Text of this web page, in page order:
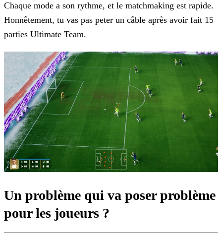
Chaque mode a son rythme, et le matchmaking est rapide.
Honnêtement, tu vas pas peter un câble après avoir fait 15
parties Ultimate Team.
Un problème qui va poser problème
pour les joueurs ?